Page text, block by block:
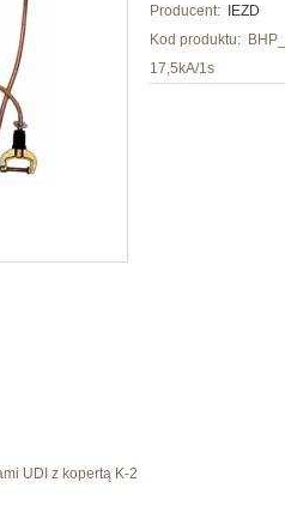
Producent: IEZD
Kod produktu:
17,5kA/1s
UDI z kopertą K-2